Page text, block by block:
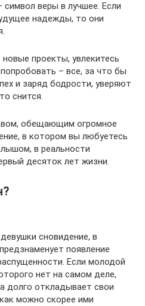
веры в лучшее. Если
надежды, то они
проекты, увлекитесь
– все, за что бы
и заряд бодрости, уверяют
снится.
обещающим огромное
в котором вы любуетесь
в реальности
десяток лет жизни.
сновидение, в
появление
Если молодой
нет на самом деле,
долго откладывает свои
можно скорее ими